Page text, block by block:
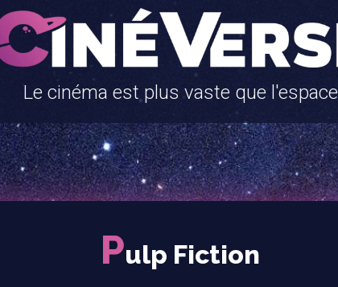
Le cinéma est plus vaste que l'espace
Pulp Fiction